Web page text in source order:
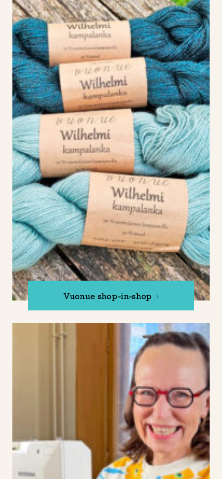
Vuonue shop-in-shop